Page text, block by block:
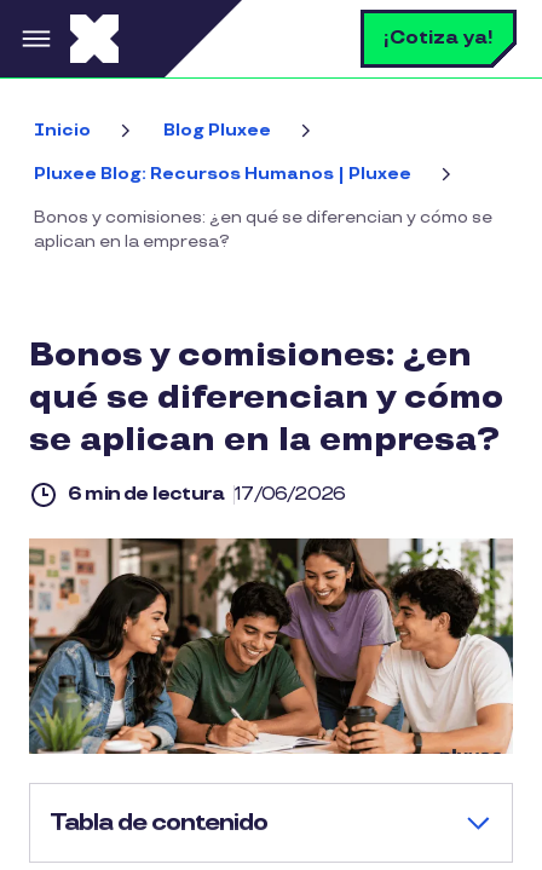
Pasar al contenido principal ¡Cotiza ya!
Inicio Blog Pluxee
Pluxee Blog: Recursos Humanos | Pluxee
Bonos y comisiones: ¿en qué se diferencian y cómo se
aplican en la empresa?
Bonos y comisiones: ¿en
qué se diferencian y cómo
se aplican en la empresa?
6 min de lectura 17/06/2026
Tabla de contenido